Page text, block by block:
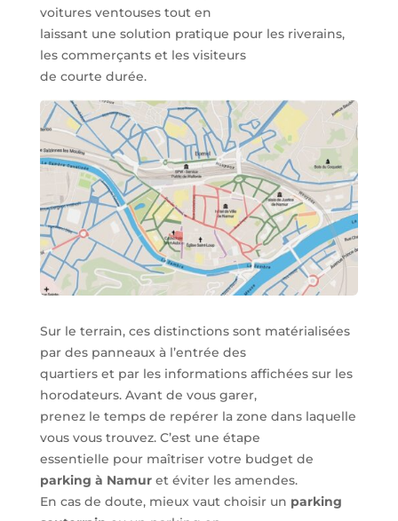
voitures ventouses tout en
laissant une solution pratique pour les riverains,
les commerçants et les visiteurs
de courte durée.
Sur le terrain, ces distinctions sont matérialisées
par des panneaux à l’entrée des
quartiers et par les informations affichées sur les
horodateurs. Avant de vous garer,
prenez le temps de repérer la zone dans laquelle
vous vous trouvez. C’est une étape
essentielle pour maîtriser votre budget de
parking à Namuret éviter les amendes.
En cas de doute, mieux vaut choisir un parking